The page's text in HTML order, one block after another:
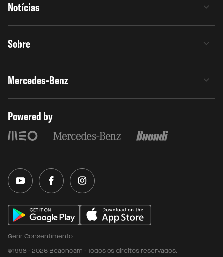
Notícias
Sobre
Mercedes-Benz
Powered by
Gerir Consentimento
©1998 - 2026 Beachcam - Todos os direitos reservados.